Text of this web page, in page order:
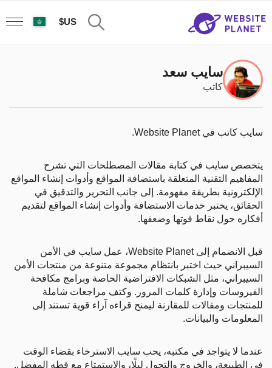
US$
سايب سعد
كاتب
سايب كاتب في Website Planet.
يتخصص سايب في كتابة مقالات المصطلحات التي تشرح
المفاهيم التقنية المتعلقة باستضافة المواقع وأدوات إنشاء المواقع
الإلكترونية بطريقة مفهومة. إلى جانب التحرير والتدقيق في
الحقائق، يختبر خدمات الاستضافة وأدوات إنشاء المواقع لتقديم
أفكاره حول نقاط قوتها وضعفها.
قبل الانضمام إلى Website Planet، عمل سايب في الأمن
السيبراني حيث اختبر بانتظام مجموعة متنوعة من منتجات الأمن
السيبراني، مثل الشبكات الافتراضية الخاصة وبرامج مكافحة
الفيروسات وإدارة كلمات المرور. وكتف مراجعات شاملة
للمنتجات ومقالات للمقارنة ليمنح قراءه آراء قوية تستند إلى
المعلومات والبيانات.
عندما لا يتواجد في مكتبه، يحب سايب الاسترخاء بقضاء الوقت
في الطبيعة، والخروج والتجول ليلًا، والاستمتاع مع قطه المفضل.